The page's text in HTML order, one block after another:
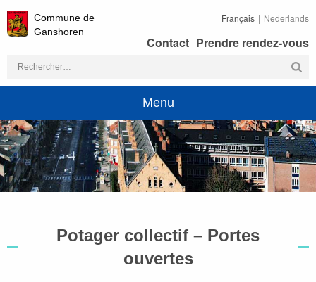
Commune de
Ganshoren
Français Nederlands
Prendre rendez-vous
Contact
Rechercher :
Menu
Potager collectif – Portes
ouvertes